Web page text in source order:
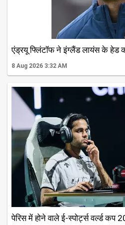
एंड्रयू फ्लिंटॉफ ने इंग्लैंड लायंस के हेड
8 Aug 2026 3:32 AM
पेरिस में होने वाले ई-स्पोर्ट्स वर्ल्ड